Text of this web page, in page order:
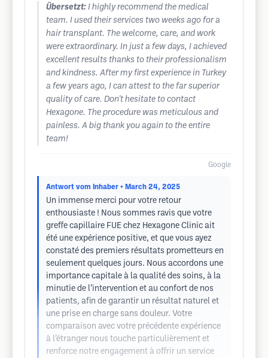
Übersetzt: I highly recommend the medical
team. I used their services two weeks ago for a
hair transplant. The welcome, care, and work
were extraordinary. In just a few days, I achieved
excellent results thanks to their professionalism
and kindness. After my first experience in Turkey
a few years ago, I can attest to the far superior
quality of care. Don't hesitate to contact
Hexagone. The procedure was meticulous and
painless. A big thank you again to the entire
team!
Google
Antwort vom Inhaber • March 24, 2025
Un immense merci pour votre retour
enthousiaste ! Nous sommes ravis que votre
greffe capillaire FUE chez Hexagone Clinic ait
été une expérience positive, et que vous ayez
constaté des premiers résultats prometteurs en
seulement quelques jours. Nous accordons une
importance capitale à la qualité des soins, à la
minutie de l’intervention et au confort de nos
patients, afin de garantir un résultat naturel et
une prise en charge sans douleur. Votre
comparaison avec votre précédente expérience
à l’étranger nous touche particulièrement et
renforce notre engagement à offrir un service